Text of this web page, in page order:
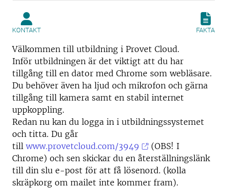
KONTAKT FAKTA
Välkommen till utbildning i Provet Cloud.
Inför utbildningen är det viktigt att du har
tillgång till en dator med Chrome som webläsare.
Du behöver även ha ljud och mikrofon och gärna
tillgång till kamera samt en stabil internet
uppkoppling.
Redan nu kan du logga in i utbildningssystemet
och titta. Du går
till www.provetcloud.com/3949
(OBS! I
Chrome) och sen skickar du en återställningslänk
till din slu e-post för att få lösenord. (kolla
skräpkorg om mailet inte kommer fram).